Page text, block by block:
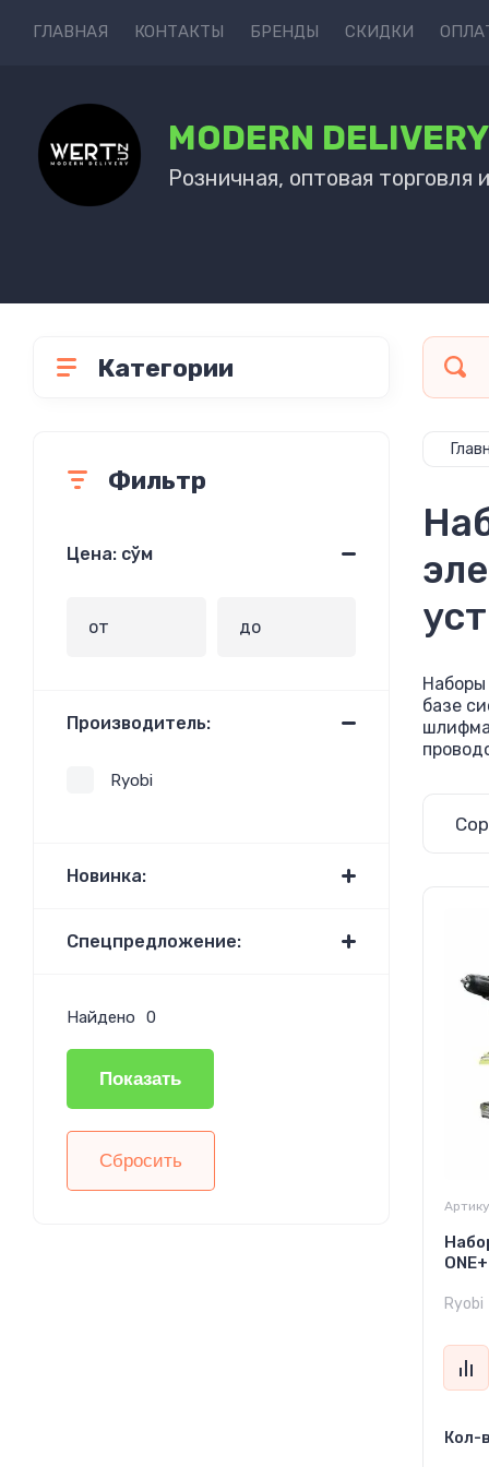
ГЛАВНАЯ КОНТАКТЫ БРЕНДЫ СКИДКИ
MODERN DELIVERY
Розничная, оптовая торговля
Фильтр
Цена: сўм
Производитель:
Ryobi
Новинка:
Спецпредложение:
Найдено 0
Показать
Сбросить
Категории
базе
Ryobi
Кол-